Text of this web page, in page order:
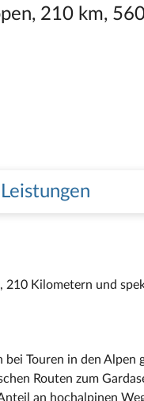
210 km,
Leistungen
210 Kilometern und
Touren in den Alpen
Routen zum
an hochalpinen